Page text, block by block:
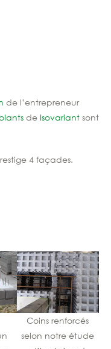
de l’entrepreneur
de Isovariant sont
4 façades.
Coins renforcés
selon notre étude